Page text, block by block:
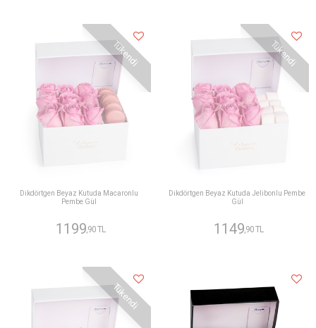
Tükendi
Dikdörtgen Beyaz Kutuda Macaronlu
Pembe Gül
1199 ,90 TL
Tükendi
Dikdörtgen Beyaz Kutuda Jelibonlu Pembe
Gül
1149 ,90 TL
Tükendi